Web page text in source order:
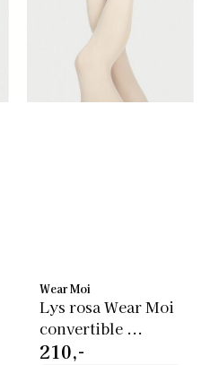
Wear Moi
Lys rosa Wear Moi
convertible ...
210,-